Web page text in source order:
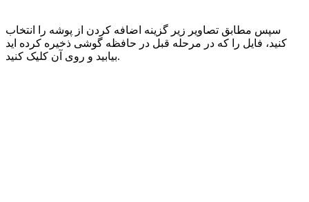
سپس مطابق تصاویر زیر گزینه اضافه کردن از پوشه را انتخاب
کنید، فایل را که در مرحله قبل در حافظه گوشی ذخیره کرده اید
بیابید و روی آن کلیک کنید.